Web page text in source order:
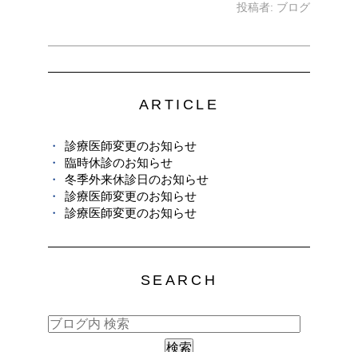
投稿者: ブログ
ARTICLE
診療医師変更のお知らせ
臨時休診のお知らせ
冬季外来休診日のお知らせ
診療医師変更のお知らせ
診療医師変更のお知らせ
SEARCH